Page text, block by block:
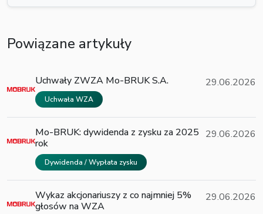
Powiązane artykuły
Uchwały ZWZA Mo-BRUK S.A.
Uchwała WZA
29.06.2026
Mo-BRUK: dywidenda z zysku za 2025
rok
Dywidenda / Wypłata zysku
29.06.2026
Wykaz akcjonariuszy z co najmniej 5%
głosów na WZA
29.06.2026